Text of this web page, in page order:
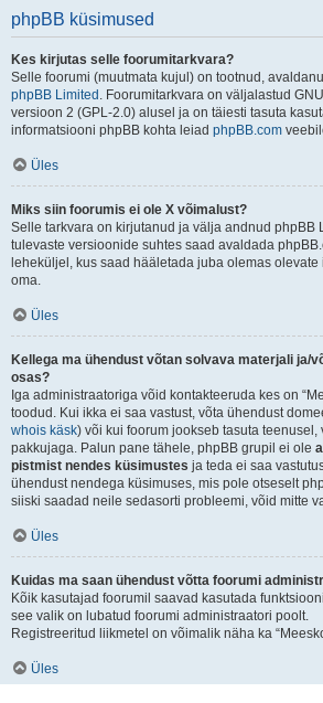
phpBB küsimused
Kes kirjutas selle foorumitarkvara?
Selle foorumi (muutmata kujul) on tootnud,
phpBB Limited . Foorumitarkvara on väljalastud
versioon 2 (GPL-2.0) alusel ja on täiesti tasuta
informatsiooni phpBB kohta leiad phpBB.com
Üles
Miks siin foorumis ei ole X võimalust?
Selle tarkvara on kirjutanud ja välja andnud phpBB
tulevaste versioonide suhtes saad avaldada
leheküljel, kus saad hääletada juba olemas
oma.
Üles
Kellega ma ühendust võtan solvava materjali ja/
osas?
Iga administraatoriga võid kontakteeruda kes on
toodud. Kui ikka ei saa vastust, võta ühendust
whois käsk) või kui foorum jookseb tasuta teenusel,
pakkujaga. Palun pane tähele, phpBB grupil ei ole
pistmist nendes küsimustes ja teda ei saa
ühendust nendega küsimuses, mis pole otseselt
siiski saadad neile sedasorti probleemi, võid mitte
Üles
Kuidas ma saan ühendust võtta foorumi
Kõik kasutajad foorumil saavad kasutada
see valik on lubatud foorumi administraatori poolt.
Registreeritud liikmetel on võimalik näha ka
Üles